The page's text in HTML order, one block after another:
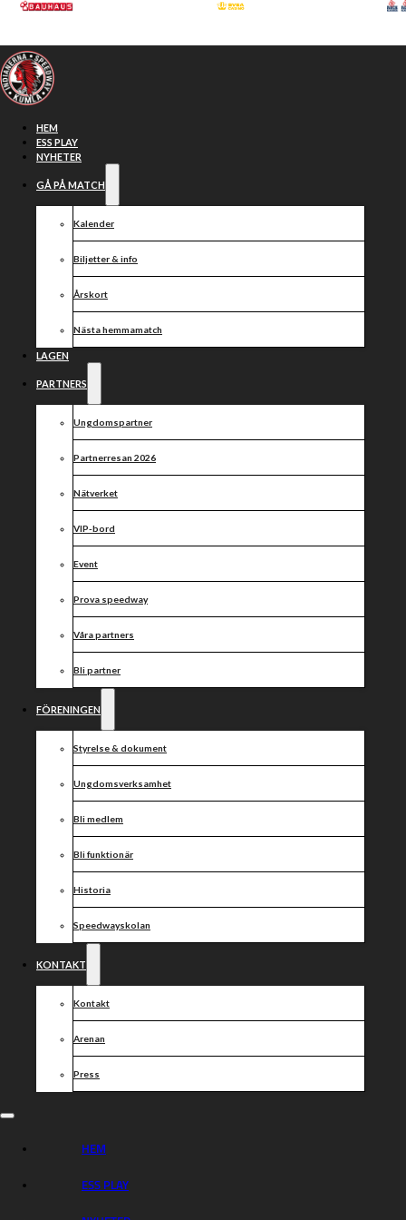
Hoppa till huvudinnehåll
HEM
ESS PLAY
NYHETER
GÅ PÅ MATCH
Kalender
Biljetter & info
Årskort
Nästa hemmamatch
LAGEN
PARTNERS
Ungdomspartner
Partnerresan 2026
Nätverket
VIP-bord
Event
Prova speedway
Våra partners
Bli partner
FÖRENINGEN
Styrelse & dokument
Ungdomsverksamhet
Bli medlem
Bli funktionär
Historia
Speedwayskolan
KONTAKT
Kontakt
Arenan
Press
HEM
ESS PLAY
Se säsongens
första match!